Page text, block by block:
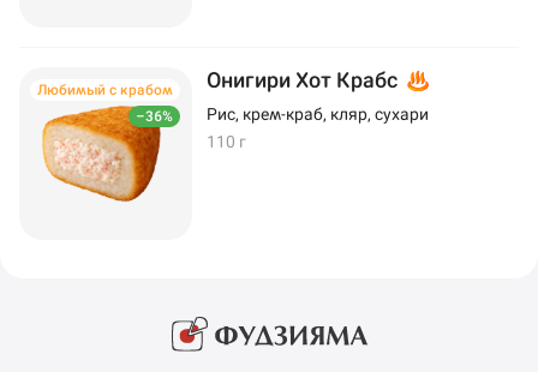
–36%
Любимый с крабом Онигири Хот Крабс
Рис, крем-краб, кляр, сухари
110 г